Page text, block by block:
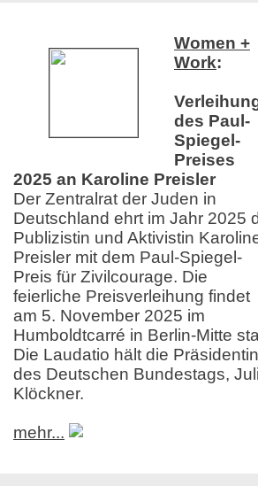
Women +
Work:
des Paul-
Spiegel-
Preises
2025 an Karoline Preisler
Der Zentralrat der Juden in
Deutschland ehrt im Jahr 2025
Publizistin und Aktivistin
Preisler mit dem Paul-Spiegel-
Preis für Zivilcourage. Die
feierliche Preisverleihung findet
am 5. November 2025 im
Humboldtcarré in Berlin-Mitte
Die Laudatio hält die Präsidentin
des Deutschen Bundestags,
Klöckner.
mehr...